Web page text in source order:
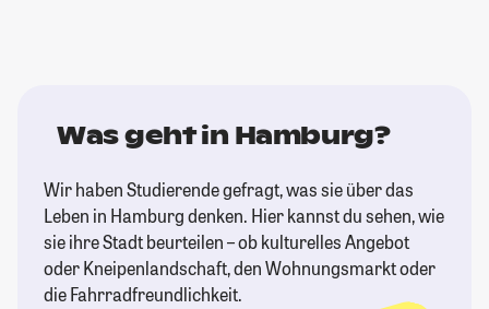
Was geht in Hamburg?
Wir haben Studierende gefragt, was sie über das
Leben in Hamburg denken. Hier kannst du sehen, wie
sie ihre Stadt beurteilen – ob kulturelles Angebot
oder Kneipenlandschaft, den Wohnungsmarkt oder
die Fahrradfreundlichkeit.